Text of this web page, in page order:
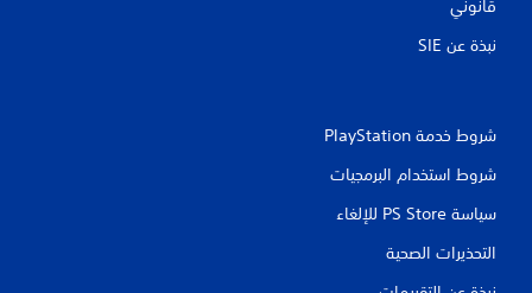
قانوني
نبذة عن SIE‏
شروط خدمة PlayStation‏
شروط استخدام البرمجيات
سياسة PS Store للإلغاء
التحذيرات الصحية